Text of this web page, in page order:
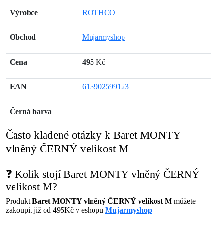
Výrobce ROTHCO
Obchod Mujarmyshop
Cena 495 Kč
EAN 613902599123
Černá barva
Často kladené otázky k Baret MONTY
vlněný ČERNÝ velikost M
❓ Kolik stojí Baret MONTY vlněný ČERNÝ
velikost M?
Produkt Baret MONTY vlněný ČERNÝ velikost M můžete
zakoupit již od 495Kč v eshopu Mujarmyshop